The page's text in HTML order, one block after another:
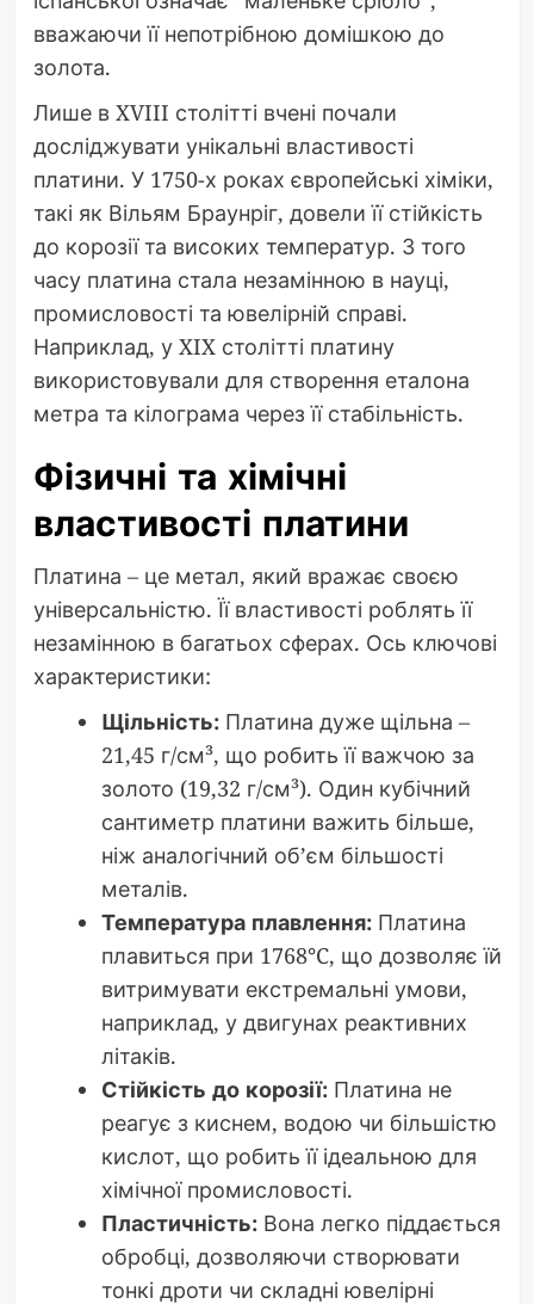
вважаючи її непотрібною домішкою до
золота.
Лише в XVIII столітті вчені почали
досліджувати унікальні властивості
платини. У 1750-х роках європейські хіміки,
такі як Вільям Браунріг, довели її стійкість
до корозії та високих температур. З того
часу платина стала незамінною в науці,
промисловості та ювелірній справі.
Наприклад, у XIX столітті платину
використовували для створення еталона
метра та кілограма через її стабільність.
Фізичні та хімічні
властивості платини
Платина – це метал, який вражає своєю
універсальністю. Її властивості роблять її
незамінною в багатьох сферах. Ось ключові
характеристики:
Щільність:Платина дуже щільна –
21,45 г/см³, що робить її важчою за
золото (19,32 г/см³). Один кубічний
сантиметр платини важить більше,
ніж аналогічний об’єм більшості
металів.
Температура плавлення:Платина
плавиться при 1768°C, що дозволяє їй
витримувати екстремальні умови,
наприклад, у двигунах реактивних
літаків.
Стійкість до корозії:Платина не
реагує з киснем, водою чи більшістю
кислот, що робить її ідеальною для
хімічної промисловості.
Пластичність:Вона легко піддається
обробці, дозволяючи створювати
тонкі дроти чи складні ювелірні